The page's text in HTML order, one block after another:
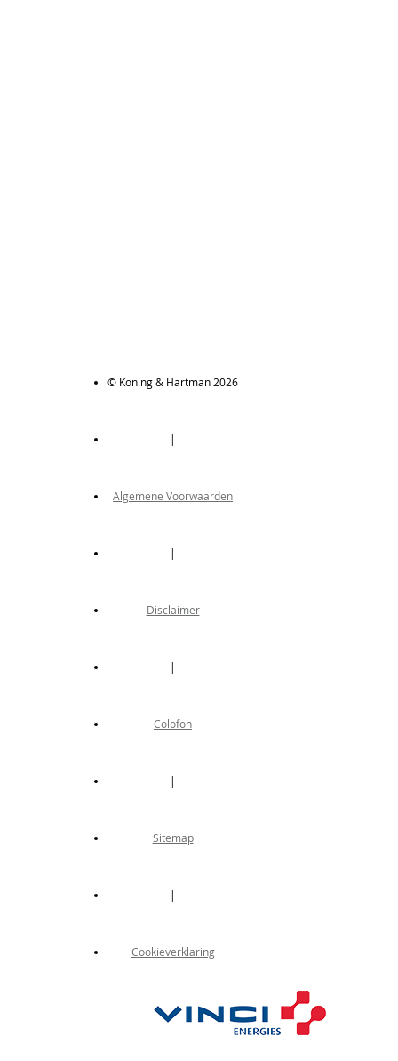
© Koning & Hartman 2026
|
Algemene Voorwaarden
|
Disclaimer
|
Colofon
|
Sitemap
|
Cookieverklaring